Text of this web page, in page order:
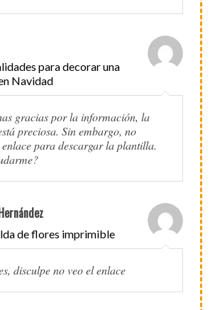
para decorar una
Navidad
gracias por la información, la
preciosa. Sin embargo, no
para descargar la plantilla.
de flores imprimible
disculpe no veo el enlace